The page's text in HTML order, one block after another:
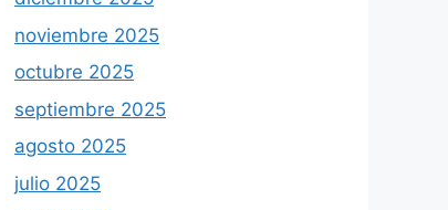
noviembre 2025
octubre 2025
septiembre 2025
agosto 2025
julio 2025